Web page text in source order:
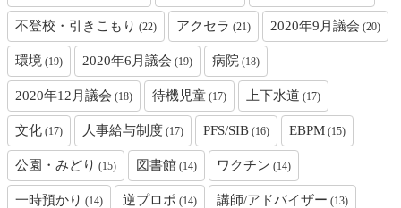
不登校・引きこもり (22) アクセラ (21) 2020年9月議会 (20)
環境 (19) 2020年6月議会 (19) 病院 (18)
2020年12月議会 (18) 待機児童 (17) 上下水道 (17)
文化 (17) 人事給与制度 (17) PFS/SIB (16) EBPM (15)
公園・みどり (15) 図書館 (14) ワクチン (14)
一時預かり (14) 逆プロポ (14) 講師/アドバイザー (13)